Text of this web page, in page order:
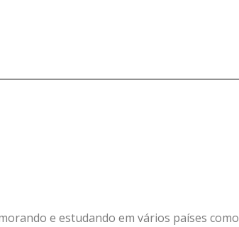
e estudando em vários países como